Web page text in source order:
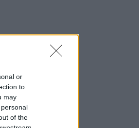
or
to
may
of the